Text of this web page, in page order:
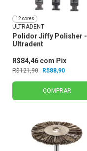
12 cores
ULTRADENT
Polidor Jiffy Polisher -
Ultradent
R$121,90 R$88,90
R$84,46 com Pix
COMPRAR